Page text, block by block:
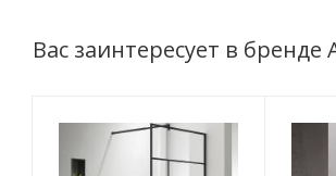
Вас заинтересует в бренде